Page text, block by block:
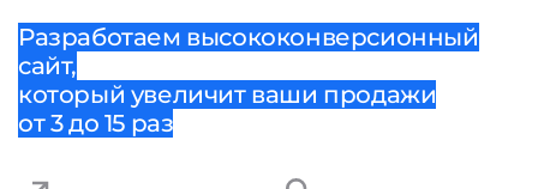
Разработаем высококонверсионный
сайт,
который увеличит ваши продажи
от 3 до 15 раз